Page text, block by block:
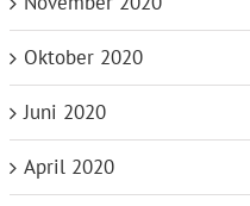
Oktober 2020
Juni 2020
April 2020